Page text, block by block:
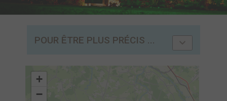
POUR ÊTRE PLUS PRÉCIS ...
+
−